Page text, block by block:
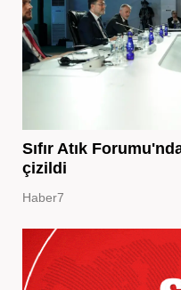
Sıfır Atık
çizildi
Haber7